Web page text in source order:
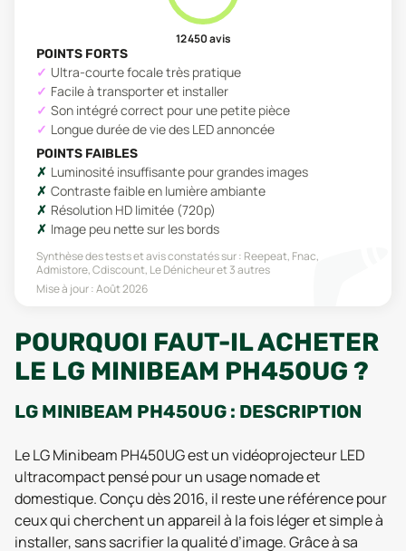
12 450avis
POINTS FORTS
Ultra-courte focale très pratique
Facile à transporter et installer
Son intégré correct pour une petite pièce
Longue durée de vie des LED annoncée
POINTS FAIBLES
Luminosité insuffisante pour grandes images
Contraste faible en lumière ambiante
Résolution HD limitée (720p)
Image peu nette sur les bords
Synthèse des tests et avis constatés sur : Reepeat, Fnac,
Admistore, Cdiscount, Le Dénicheuret 3 autres
Mise à jour :Août 2026
POURQUOI FAUT-IL ACHETER
LE LG MINIBEAM PH450UG ?
LG MINIBEAM PH450UG : DESCRIPTION
Le LG Minibeam PH450UG est un vidéoprojecteur LED
ultracompact pensé pour un usage nomade et
domestique. Conçu dès 2016, il reste une référence pour
ceux qui cherchent un appareil à la fois léger et simple à
installer, sans sacrifier la qualité d’image. Grâce à sa